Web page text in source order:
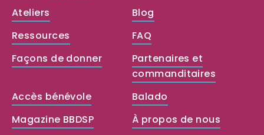
Ateliers
Blog
Ressources
FAQ
Façons de donner
Partenaires et
commanditaires
Accès bénévole
Balado
Magazine BBDSP
À propos de nous